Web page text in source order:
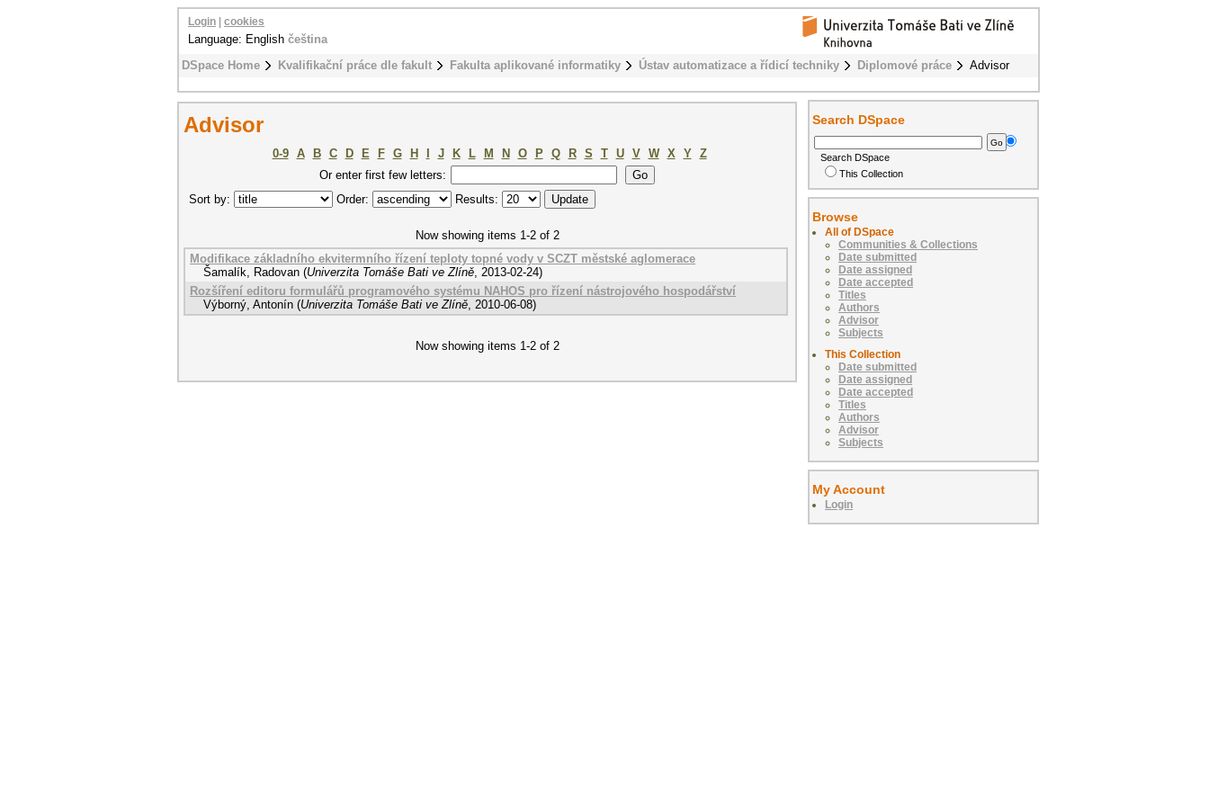
DSpace Home Kvalifikační práce dle fakult Fakulta aplikované informatiky Ústav automatizace a řídicí techniky Diplomové práce Advisor
Login cookies
Language: English čeština
Advisor
0-9 A B C D E F G H J K L M N O P Q R S T U V W X Y
Z
Or enter first few letters:
Sort by:
Order: Results:
Now showing items 1-2 of 2
Modifikace základního ekvitermního řízení teploty topné vody v SCZT městské aglomerace
Šamalík, Radovan (Univerzita Tomáše Bati ve Zlíně, 2013-02-24)
Rozšíření editoru formulářů programového systému NAHOS pro řízení nástrojového hospodářství
Výborný, Antonín (Univerzita Tomáše Bati ve Zlíně, 2010-06-08)
Now showing items 1-2 of 2
Search DSpace
Search DSpace
This Collection
Browse
All of DSpace
Communities & Collections
Date submitted
Date assigned
Date accepted
Titles
Authors
Advisor
Subjects
This Collection
Date submitted
Date assigned
Date accepted
Titles
Authors
Advisor
Subjects
My Account
Login